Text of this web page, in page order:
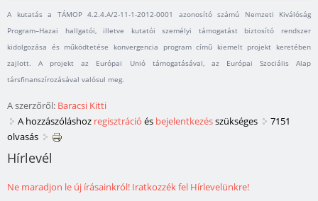
A kutatás a TÁMOP 4.2.4.A/2-11-1-2012-0001 azonosító számú Nemzeti Kiválóság
Program–Hazai hallgatói, illetve kutatói személyi támogatást biztosító rendszer
kidolgozása és működtetése konvergencia program című kiemelt projekt keretében
zajlott. A projekt az Európai Unió támogatásával, az Európai Szociális Alap
társfinanszírozásával valósul meg.
A szerzőről: Baracsi Kitti
A hozzászóláshoz regisztráció és bejelentkezésszükséges
7151
olvasás
Hírlevél
Ne maradjon le új írásainkról! Iratkozzék fel Hírlevelünkre!